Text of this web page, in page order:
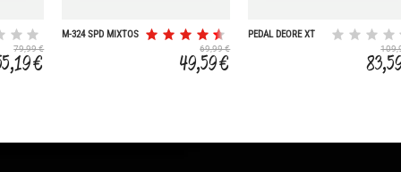
79,99 €
€
M-324 SPD MIXTOS
69,99 €
49,59 €
PEDAL DEORE XT